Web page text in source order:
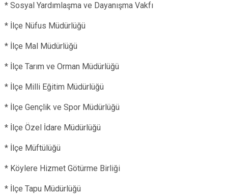
* Sosyal Yardımlaşma ve Dayanışma Vakfı
* İlçe Nüfus Müdürlüğü
* İlçe Mal Müdürlüğü
* İlçe Tarım ve Orman Müdürlüğü
* İlçe Milli Eğitim Müdürlüğü
* İlçe Gençlik ve Spor Müdürlüğü
* İlçe Özel İdare Müdürlüğü
* İlçe Müftülüğü
* Köylere Hizmet Götürme Birliği
* İlçe Tapu Müdürlüğü